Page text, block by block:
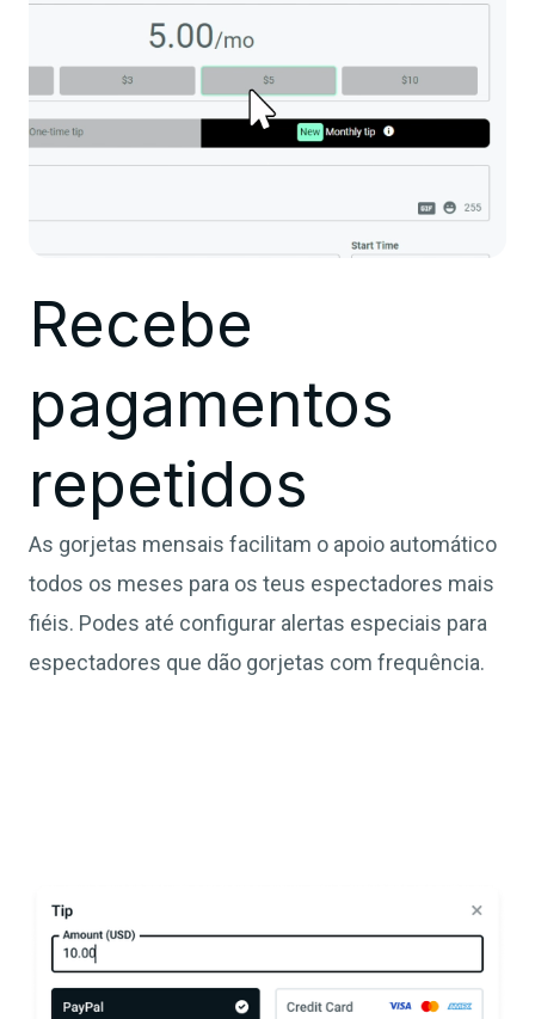
Recebe
pagamentos
repetidos
As gorjetas mensais facilitam o apoio automático
todos os meses para os teus espectadores mais
fiéis. Podes até configurar alertas especiais para
espectadores que dão gorjetas com frequência.